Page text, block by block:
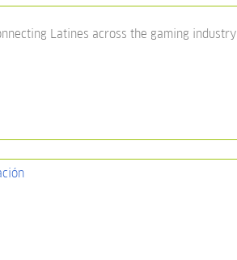
Latines across the gaming industry.